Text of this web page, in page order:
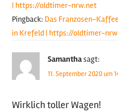
| https://oldtimer-nrw.net
Pingback: Das Franzosen-
in Krefeld | https://oldtimer-
Samanthasagt:
11. September 2020 um
Wirklich toller Wagen!